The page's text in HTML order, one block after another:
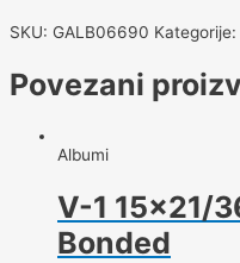
SKU: GALB06690 Kategorije:
Povezani
Albumi
V-1 15×21/
Bonded